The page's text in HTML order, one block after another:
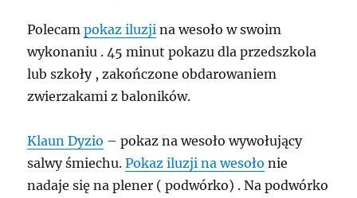
Polecampokaz iluzji na wesoło w swoim
wykonaniu . 45 minut pokazu dla przedszkola
lub szkoły , zakończone obdarowaniem
zwierzakami z baloników.
Klaun Dyzio – pokaz na wesoło wywołujący
salwy śmiechu.Pokaz iluzji na wesoło nie
nadaje się na plener ( podwórko) . Na podwórko